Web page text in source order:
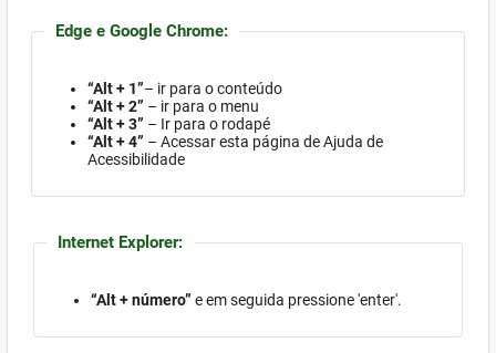
Edge e Google Chrome:
“Alt + 1”– ir para o conteúdo
“Alt + 2” – ir para o menu
“Alt + 3” – Ir para o rodapé
“Alt + 4” – Acessar esta página de Ajuda de
Acessibilidade
Internet Explorer:
“Alt + número” e em seguida pressione 'enter'.